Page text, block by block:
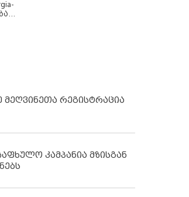
მეღვინეთა რეგისტრაცია
კამპანია მზისგან